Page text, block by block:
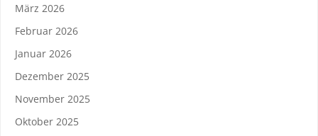
März 2026
Februar 2026
Januar 2026
Dezember 2025
November 2025
Oktober 2025